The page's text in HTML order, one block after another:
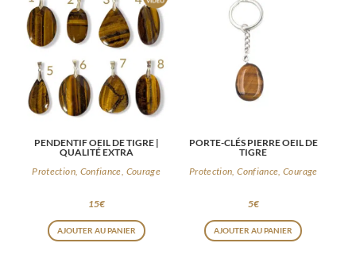
PENDENTIF OEIL DE TIGRE |
QUALITÉ EXTRA
Protection, Confiance, Courage
15€
AJOUTER AU PANIER
Ce
PORTE-CLÉS PIERRE OEIL DE
TIGRE
Protection, Confiance, Courage
5€
AJOUTER AU PANIER